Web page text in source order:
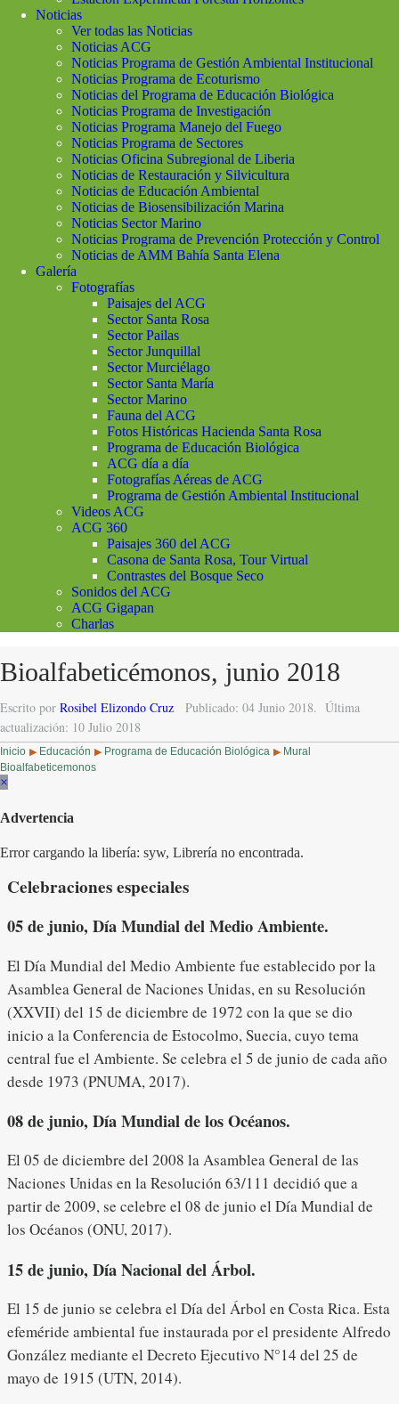
Noticias
Ver todas las Noticias
Noticias ACG
Noticias Programa de Gestión Ambiental Institucional
Noticias Programa de Ecoturismo
Noticias del Programa de Educación Biológica
Noticias Programa de Investigación
Noticias Programa Manejo del Fuego
Noticias Programa de Sectores
Noticias Oficina Subregional de Liberia
Noticias de Restauración y Silvicultura
Noticias de Educación Ambiental
Noticias de Biosensibilización Marina
Noticias Sector Marino
Noticias Programa de Prevención Protección y Control
Noticias de AMM Bahía Santa Elena
Galería
Fotografías
Paisajes del ACG
Sector Santa Rosa
Sector Pailas
Sector Junquillal
Sector Murciélago
Sector Santa María
Sector Marino
Fauna del ACG
Fotos Históricas Hacienda Santa Rosa
Programa de Educación Biológica
ACG día a día
Fotografías Aéreas de ACG
Programa de Gestión Ambiental Institucional
Videos ACG
ACG 360
Paisajes 360 del ACG
Casona de Santa Rosa, Tour Virtual
Contrastes del Bosque Seco
Sonidos del ACG
ACG Gigapan
Charlas
Bioalfabeticémonos, junio 2018
Escrito por Rosibel Elizondo Cruz Publicado: 04 Junio 2018. Última
actualización: 10 Julio 2018
Inicio ▶ Educación ▶ Programa de Educación Biológica ▶ Mural
Bioalfabeticemonos
×
Advertencia
Error cargando la libería: syw, Librería no encontrada.
Celebraciones especiales
05 de junio, Día Mundial del Medio Ambiente.
El Día Mundial del Medio Ambiente fue establecido por la
Asamblea General de Naciones Unidas, en su Resolución
(XXVII) del 15 de diciembre de 1972 con la que se dio
inicio a la Conferencia de Estocolmo, Suecia, cuyo tema
central fue el Ambiente. Se celebra el 5 de junio de cada año
desde 1973 (PNUMA, 2017).
08 de junio, Día Mundial de los Océanos.
El 05 de diciembre del 2008 la Asamblea General de las
Naciones Unidas en la Resolución 63/111 decidió que a
partir de 2009, se celebre el 08 de junio el Día Mundial de
los Océanos (ONU, 2017).
15 de junio, Día Nacional del Árbol.
El 15 de junio se celebra el Día del Árbol en Costa Rica. Esta
efeméride ambiental fue instaurada por el presidente Alfredo
González mediante el Decreto Ejecutivo N°14 del 25 de
mayo de 1915 (UTN, 2014).